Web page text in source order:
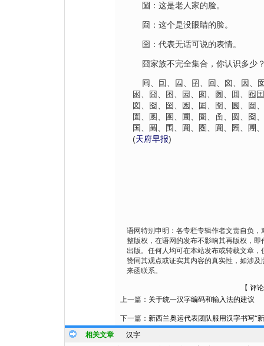
圙：这是老人家的脸。
囼：这个是没眼睛的脸。
囶：代表无话可说的表情。
囧家族不完全集合，你认识多少
囘、囙、囜、囝、回、囟、因、
囦、囧、囨、囩、囱、囫、囬、囮
図、囵、囶、囷、囸、囹、囻、囼
圁、圂、圂、圃、圄、圅、圆、囵
国、圌、围、圎、圏、圎、圐、圑
(天府早报)
语网特别申明：各专栏专辑作者文责自负，
整版权，在语网的发布不影响其再版权，即
出版。任何人均可在本站发布或转载文章，
赞同其观点或证实其内容的真实性，如涉及
来函联系。
【 评论
上一篇： 关于统一汉字编码和输入法的建议
下一篇： 新西兰奥运代表团队服用汉字书写“
相关文章
汉字